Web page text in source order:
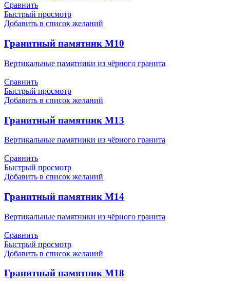
Сравнить
Быстрый просмотр
Добавить в список желаний
Гранитный памятник М10
Вертикальные памятники из чёрного гранита
Сравнить
Быстрый просмотр
Добавить в список желаний
Гранитный памятник М13
Вертикальные памятники из чёрного гранита
Сравнить
Быстрый просмотр
Добавить в список желаний
Гранитный памятник М14
Вертикальные памятники из чёрного гранита
Сравнить
Быстрый просмотр
Добавить в список желаний
Гранитный памятник М18